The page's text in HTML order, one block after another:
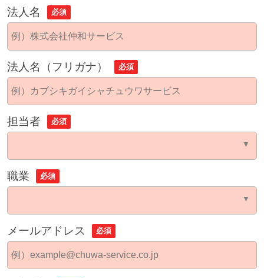
法人名 必須
法人名（フリガナ） 必須
担当者 必須
職業 必須
メールアドレス 必須